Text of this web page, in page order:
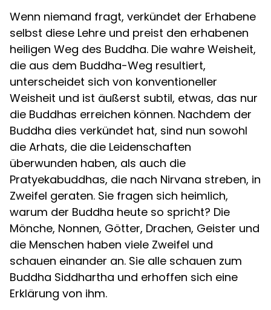
Wenn niemand fragt, verkündet der Erhabene
selbst diese Lehre und preist den erhabenen
heiligen Weg des Buddha. Die wahre Weisheit,
die aus dem Buddha-Weg resultiert,
unterscheidet sich von konventioneller
Weisheit und ist äußerst subtil, etwas, das nur
die Buddhas erreichen können. Nachdem der
Buddha dies verkündet hat, sind nun sowohl
die Arhats, die die Leidenschaften
überwunden haben, als auch die
Pratyekabuddhas, die nach Nirvana streben, in
Zweifel geraten. Sie fragen sich heimlich,
warum der Buddha heute so spricht? Die
Mönche, Nonnen, Götter, Drachen, Geister und
die Menschen haben viele Zweifel und
schauen einander an. Sie alle schauen zum
Buddha Siddhartha und erhoffen sich eine
Erklärung von ihm.